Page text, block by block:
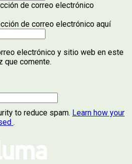
de correo electrónico
de correo electrónico aquí
electrónico y sitio web en este
que comente.
to reduce spam. Learn how your
.